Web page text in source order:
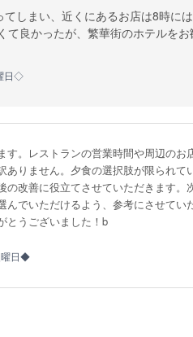
てしまい、近くにあるお店は8時に
て良かったが、繁華街のホテルをお
日◇
す。レストランの営業時間や周辺のお
ありません。夕食の選択肢が限られて
の改善に役立てさせていただきます。
んでいただけるよう、参考にさせてい
とうございました！b
曜日◆